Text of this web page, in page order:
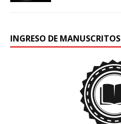
INGRESO DE MANUSCRITOS